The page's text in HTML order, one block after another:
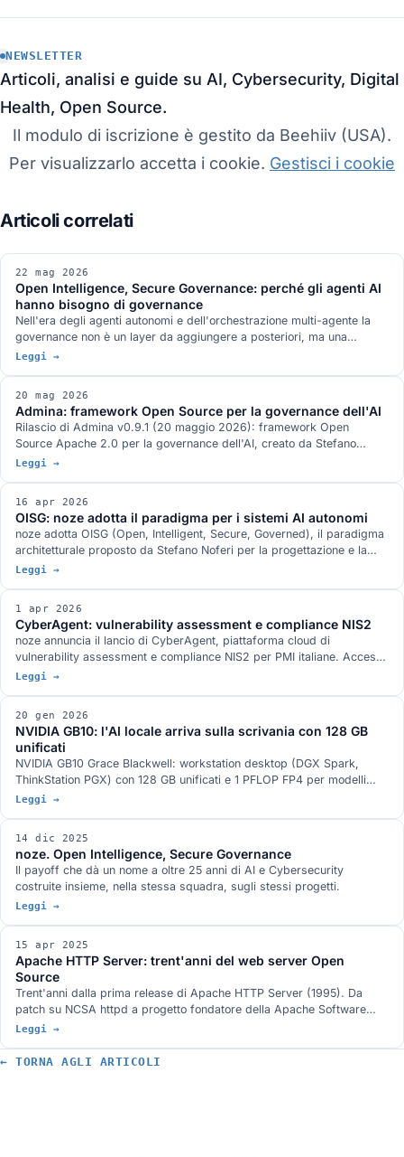
22 mag 2026
Open Intelligence, Secure Governance: perché gli agenti AI
hanno bisogno di governance
Nell'era degli agenti autonomi e dell'orchestrazione multi-agente la
governance non è un layer da aggiungere a posteriori, ma una
proprietà by design. L'apertura Open Source di Admina è la prova
Leggi →
20 mag 2026
Admina: framework Open Source per la governance dell'AI
Rilascio di Admina v0.9.1 (20 maggio 2026): framework Open
Source Apache 2.0 per la governance dell'AI, creato da Stefano
Noferi e sponsorizzato da noze. SDK Python + proxy Rust, 4 domini
Leggi →
16 apr 2026
OISG: noze adotta il paradigma per i sistemi AI autonomi
noze adotta OISG (Open, Intelligent, Secure, Governed), il paradigma
architetturale proposto da Stefano Noferi per la progettazione e la
governance dei sistemi AI autonomi. Quattro pilastri interdipendenti
Leggi →
1 apr 2026
CyberAgent: vulnerability assessment e compliance NIS2
noze annuncia il lancio di CyberAgent, piattaforma cloud di
vulnerability assessment e compliance NIS2 per PMI italiane. Accesso
su invito e su richiesta, poi registrazione verificata.
Leggi →
20 gen 2026
NVIDIA GB10: l'AI locale arriva sulla scrivania con 128 GB
unificati
NVIDIA GB10 Grace Blackwell: workstation desktop (DGX Spark,
ThinkStation PGX) con 128 GB unificati e 1 PFLOP FP4 per modelli
fino a 200B on-premise.
Leggi →
14 dic 2025
noze. Open Intelligence, Secure Governance
Il payoff che dà un nome a oltre 25 anni di AI e Cybersecurity
costruite insieme, nella stessa squadra, sugli stessi progetti.
Leggi →
15 apr 2025
Apache HTTP Server: trent'anni del web server Open
Source
Trent'anni dalla prima release di Apache HTTP Server (1995). Da
patch su NCSA httpd a progetto fondatore della Apache Software
Foundation: HTTP/2, event MPM, mod_proxy e la sfida di Nginx.
Leggi →
NEWSLETTER
Articoli, analisi e guide su AI, Cybersecurity, Digital
Health, Open Source.
Il modulo di iscrizione è gestito da Beehiiv (USA).
Per visualizzarlo accetta i cookie. Gestisci i cookie
← TORNA AGLI ARTICOLI